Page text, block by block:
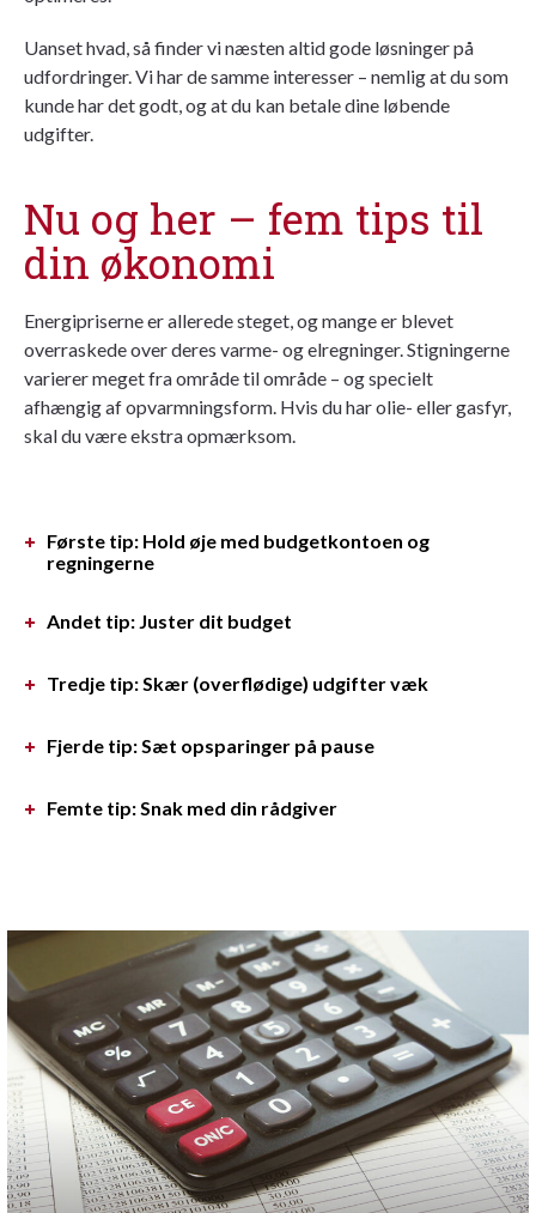
Uanset hvad, så finder vi næsten altid gode løsninger på
udfordringer. Vi har de samme interesser – nemlig at du som
kunde har det godt, og at du kan betale dine løbende
udgifter.
Nu og her – fem tips til
din økonomi
Energipriserne er allerede steget, og mange er blevet
overraskede over deres varme- og elregninger. Stigningerne
varierer meget fra område til område – og specielt
afhængig af opvarmningsform. Hvis du har olie- eller gasfyr,
skal du være ekstra opmærksom.
Første tip: Hold øje med budgetkontoen og
regningerne
Andet tip: Juster dit budget
Tredje tip: Skær (overflødige) udgifter væk
Fjerde tip: Sæt opsparinger på pause
Femte tip: Snak med din rådgiver